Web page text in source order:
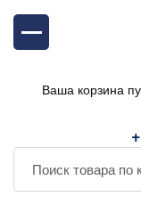
Ваша корзина